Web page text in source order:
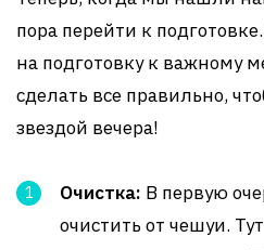
пора перейти к
на подготовку к важному
сделать все правильно,
звездой вечера!
Очистка: В первую
очистить от чешуи.